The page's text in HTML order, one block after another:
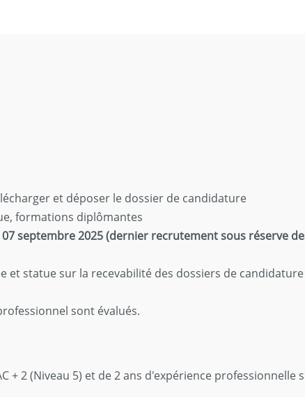
et déposer le dossier de candidature
formations diplômantes
septembre 2025 (dernier recrutement sous réserve
et statue sur la recevabilité des dossiers de
sont évalués.
+ 2 (Niveau 5) et de 2 ans d'expérience